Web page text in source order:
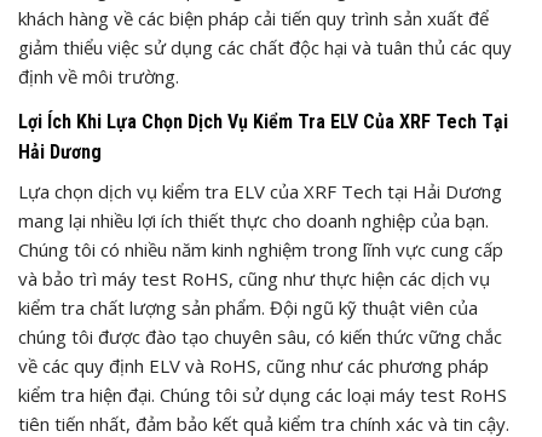
khách hàng về các biện pháp cải tiến quy trình sản xuất để
giảm thiểu việc sử dụng các chất độc hại và tuân thủ các quy
định về môi trường.
Lợi Ích Khi Lựa Chọn Dịch Vụ Kiểm Tra ELV Của XRF Tech Tại
Hải Dương
Lựa chọn dịch vụ kiểm tra ELV của XRF Tech tại Hải Dương
mang lại nhiều lợi ích thiết thực cho doanh nghiệp của bạn.
Chúng tôi có nhiều năm kinh nghiệm trong lĩnh vực cung cấp
và bảo trì máy test RoHS, cũng như thực hiện các dịch vụ
kiểm tra chất lượng sản phẩm. Đội ngũ kỹ thuật viên của
chúng tôi được đào tạo chuyên sâu, có kiến thức vững chắc
về các quy định ELV và RoHS, cũng như các phương pháp
kiểm tra hiện đại. Chúng tôi sử dụng các loại máy test RoHS
tiên tiến nhất, đảm bảo kết quả kiểm tra chính xác và tin cậy.